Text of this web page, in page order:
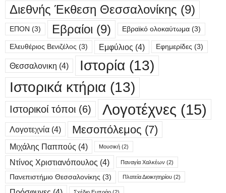
Διεθνής Έκθεση Θεσσαλονίκης (9)
ΕΠΟΝ (3) Εβραίοι (9) Εβραϊκό ολοκαύτωμα (3)
Ελευθέριος Βενιζέλος (3) Εμφύλιος (4) Εφημερίδες (3)
Θεσσαλονικη (4) Ιστορία (13)
Ιστορικά κτήρια (13)
Ιστορικοί τόποι (6) Λογοτέχνες (15)
Λογοτεχνία (4) Μεσοπόλεμος (7)
Μιχάλης Παππούς (4) Μουσική (2)
Ντίνος Χριστιανόπουλος (4) Παναγία Χαλκέων (2)
Πανεπιστήμιο Θεσσαλονίκης (3) Πλατεία Διοικητηρίου (2)